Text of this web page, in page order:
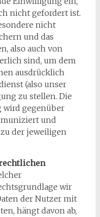
nicht gefordert ist.
nicht
und das
also auch von
sind, um dem
ausdrücklich
(also unser
zu stellen. Die
gegenüber
und
der jeweiligen
wir
der Nutzer mit
hängt davon ab,